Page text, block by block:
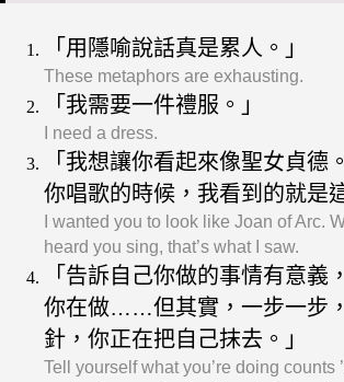
「用隱喻說話真是累人。」
These metaphors are exhausting.
「我需要一件禮服。」
I need a dress.
「我想讓你看起來像聖女貞德
你唱歌的時候，我看到的就是
I wanted you to look like Joan of Arc.
heard you sing, that’s what I saw.
「告訴自己你做的事情有意義
你在做……但其實，一步一步
針，你正在把自己抹去。」
Tell yourself what you’re doing counts